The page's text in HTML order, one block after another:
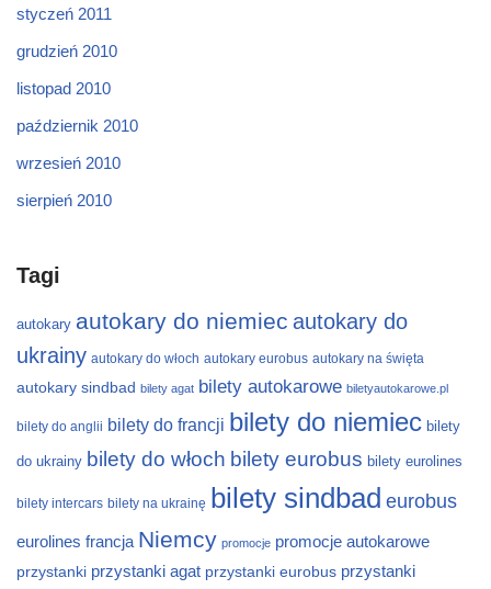
styczeń 2011
grudzień 2010
listopad 2010
październik 2010
wrzesień 2010
sierpień 2010
Tagi
autokary autokary do niemiec autokary do
ukrainy autokary do włoch autokary eurobus autokary na święta
autokary sindbad bilety agat bilety autokarowe biletyautokarowe.pl
bilety do anglii bilety do francji bilety do niemiec bilety
do ukrainy bilety do włoch bilety eurobus bilety eurolines
bilety intercars bilety na ukrainę bilety sindbad eurobus
eurolines francja Niemcy promocje promocje autokarowe
przystanki przystanki agat przystanki eurobus przystanki